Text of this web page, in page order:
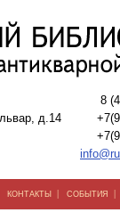
д.14
8
КОНТАКТЫ | СОБЫТИЯ